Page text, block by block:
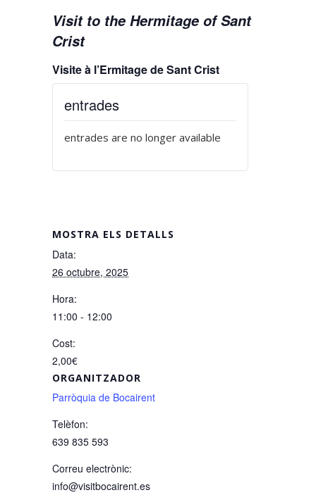
Visit to the Hermitage of Sant
Crist
Visite à l’Ermitage de Sant Crist
MOSTRA ELS DETALLS
Data:
26 octubre, 2025
Hora:
11:00 - 12:00
Cost:
2,00€
ORGANITZADOR
Parròquia de Bocairent
Telèfon:
639 835 593
Correu electrònic:
info@visitbocairent.es
entrades
entrades are no longer available